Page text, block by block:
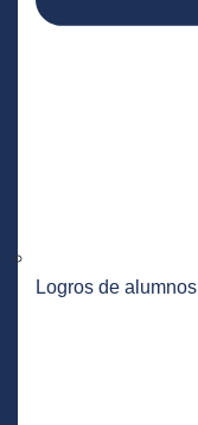
Logros de alumnos